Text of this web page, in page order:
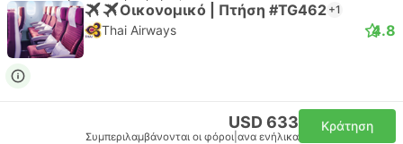
Οικονομικό | Πτήση #TG462 +1
Thai Airways 4.8
USD 633
Συμπεριλαμβάνονται οι φόροι ανα ενήλικα
Κράτηση